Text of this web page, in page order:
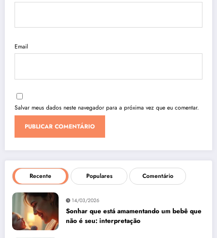
Email
Salvar meus dados neste navegador para a próxima vez que eu comentar.
Recente Populares Comentário
14/03/2026
Sonhar que está amamentando um bebê que
não é seu: interpretação